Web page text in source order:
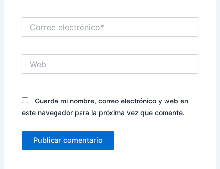
electrónico*
Guarda mi nombre, correo electrónico y web en
este navegador para la próxima vez que comente.